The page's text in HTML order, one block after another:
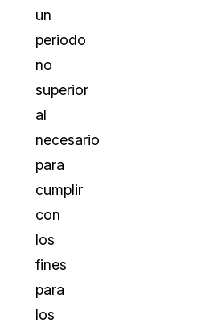
un
periodo
no
superior
al
necesario
para
cumplir
con
los
fines
para
los